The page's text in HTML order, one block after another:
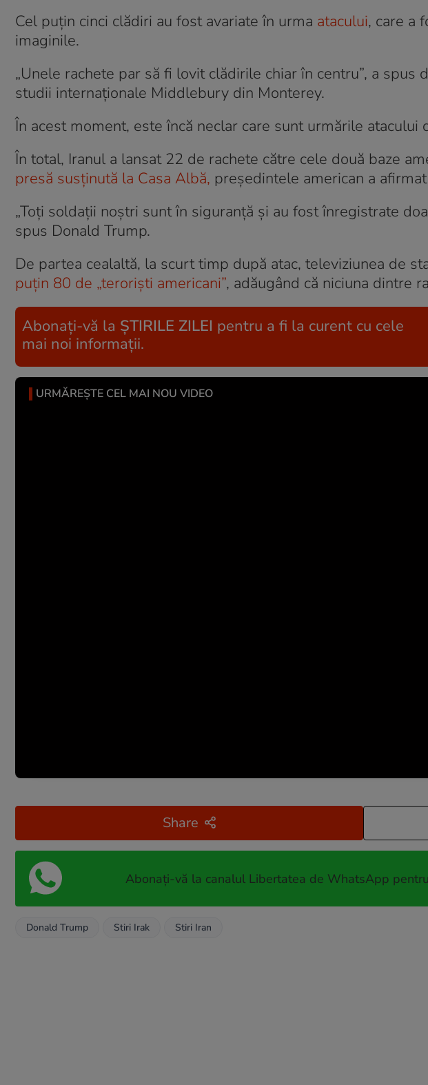
Cel puțin cinci clădiri au fost avariate în urma atacului, care a
imaginile.
„Unele rachete par să fi lovit clădirile chiar în centru”, a
studii internaționale Middlebury din Monterey.
În acest moment, este încă neclar care sunt urmările atacului
În total, Iranul a lansat 22 de rachete către cele două baze
presă susținută la Casa Albă, președintele american a
„Toți soldații noștri sunt în siguranță și au fost înregistrate
spus Donald Trump.
De partea cealaltă, la scurt timp după atac, televiziunea de
puţin 80 de „terorişti americani”, adăugând că niciuna dintre
Abonați-vă la ȘTIRILE ZILEI pentru a fi la curent cu cele
mai noi informații.
URMĂREȘTE CEL MAI NOU VIDEO
Share
Abonați-vă la canalul Libertatea de WhatsApp
Donald Trump Stiri Irak Stiri Iran